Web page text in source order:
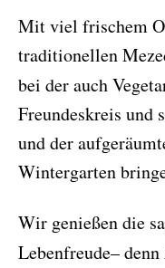
Mit viel frischem
traditionellen
bei der auch
Freundeskreis und
und der
Wintergarten
Wir genießen die
Lebenfreude– denn